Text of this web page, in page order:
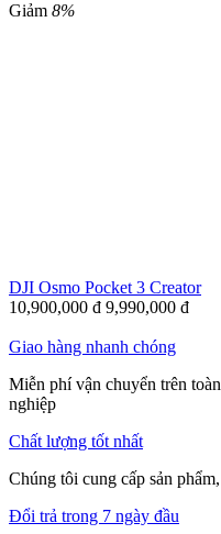
Giảm 8%
DJI Osmo Pocket 3 Creator
10,900,000 đ 9,990,000 đ
Giao hàng nhanh chóng
Miễn phí vận chuyển trên
nghiệp
Chất lượng tốt nhất
Chúng tôi cung cấp sản
Đổi trả trong 7 ngày đầu